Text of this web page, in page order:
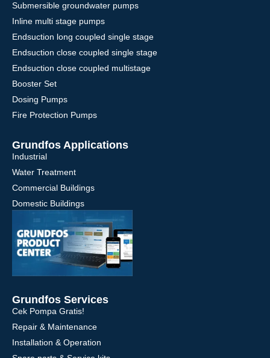
Submersible groundwater pumps
Inline multi stage pumps
Endsuction long coupled single stage
Endsuction close coupled single stage
Endsuction close coupled multistage
Booster Set
Dosing Pumps
Fire Protection Pumps
Grundfos Applications
Industrial
Water Treatment
Commercial Buildings
Domestic Buildings
Grundfos Services
Cek Pompa Gratis!
Repair & Maintenance
Installation & Operation